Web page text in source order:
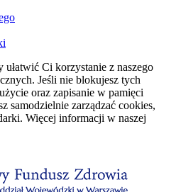
Ci korzystanie z naszego
Jeśli nie blokujesz tych
oraz zapisanie w pamięci
samodzielnie zarządzać cookies,
Więcej informacji w naszej